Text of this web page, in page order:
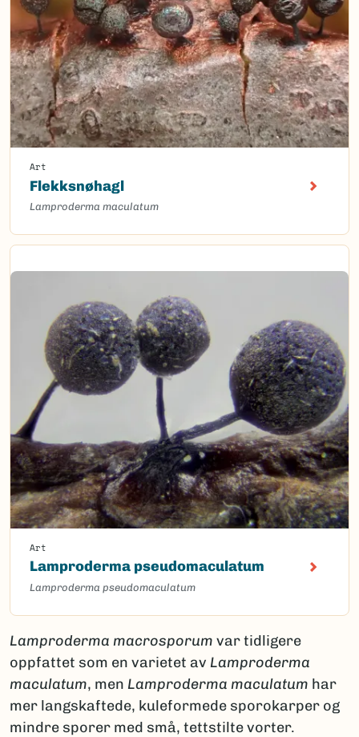
Art
Flekksnøhagl
Lamproderma maculatum
Art
Lamproderma pseudomaculatum
Lamproderma pseudomaculatum
Lamproderma macrosporum var tidligere
oppfattet som en varietet av Lamproderma
maculatum, men Lamproderma maculatum har
mer langskaftede, kuleformede sporokarper og
mindre sporer med små, tettstilte vorter.